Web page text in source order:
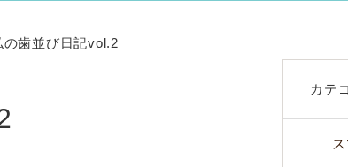
の歯並び日記vol.2
カテ